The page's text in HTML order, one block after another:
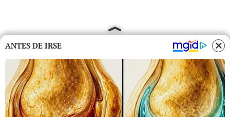
ANTES DE IRSE